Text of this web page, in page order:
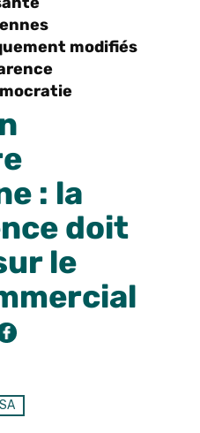
modifiés
: la
doit
le